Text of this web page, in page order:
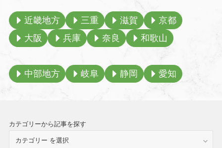
近畿地方 三重 滋賀
京都
大阪
兵庫 奈良 和歌山
中部地方 岐阜 静岡 愛知
カテゴリーから記事を探す